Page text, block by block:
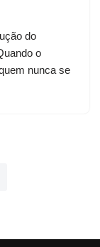
do
o
nunca se